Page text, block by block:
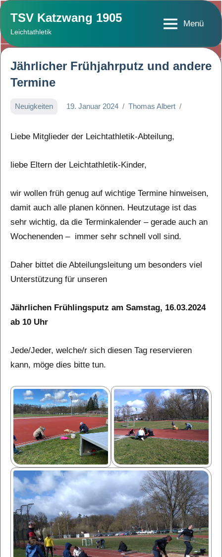
Zum
Inhalt
springen
TSV Katzwang 1905
Leichtathletik
Menü
Jährlicher Frühjahrputz und andere
Termine
Neuigkeiten 19. Januar 2024 Thomas Albert
Liebe Mitglieder der Leichtathletik-Abteilung,
liebe Eltern der Leichtathletik-Kinder,
wir wollen früh genug auf wichtige Termine hinweisen,
damit auch alle planen können. Heutzutage ist das
sehr wichtig, da die Terminkalender – gerade auch an
Wochenenden – immer sehr schnell voll sind.
Daher bittet die Abteilungsleitung um besonders viel
Unterstützung für unseren
Jährlichen Frühlingsputz am Samstag, 16.03.2024
ab 10 Uhr
Jede/Jeder, welche/r sich diesen Tag reservieren
kann, möge dies bitte tun.